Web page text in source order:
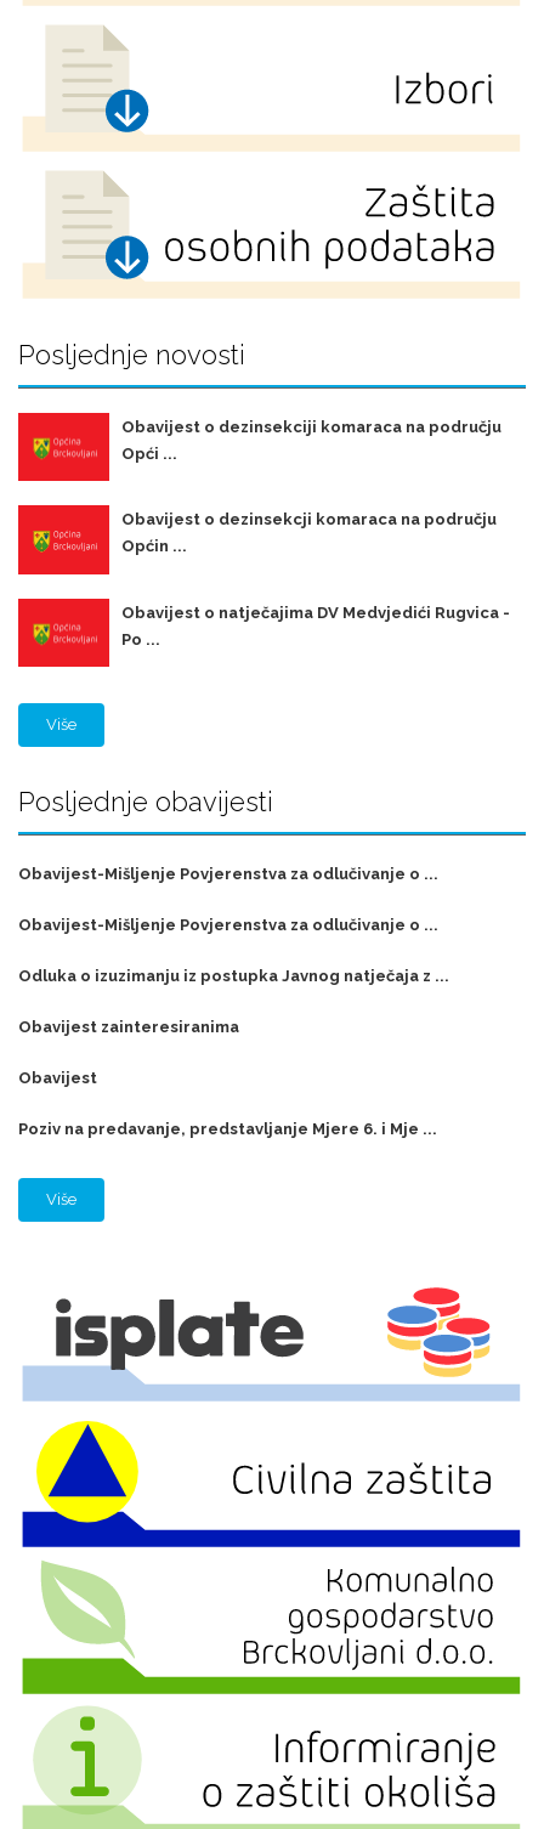
Posljednje novosti
Obavijest o dezinsekciji komaraca na području
Opći ...
Obavijest o dezinsekcji komaraca na području
Općin ...
Obavijest o natječajima DV Medvjedići Rugvica -
Po ...
Više
Posljednje obavijesti
Obavijest-Mišljenje Povjerenstva za odlučivanje o ...
Obavijest-Mišljenje Povjerenstva za odlučivanje o ...
Odluka o izuzimanju iz postupka Javnog natječaja z ...
Obavijest zainteresiranima
Obavijest
Poziv na predavanje, predstavljanje Mjere 6. i Mje ...
Više